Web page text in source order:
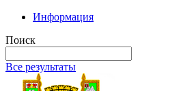
Информация
Поиск
Все результаты